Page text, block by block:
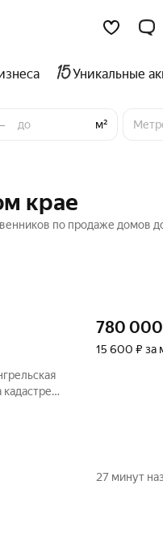
Уникальные
– м²
крае
по продаже домов
как для
780 000
15 600 ₽ за
27 минут